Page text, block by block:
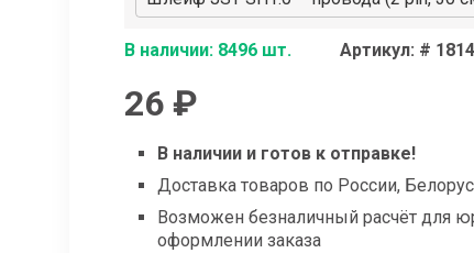
В наличии: 8496 шт. Артикул: # 1814
26 ₽
В наличии и готов к отправке!
Доставка товаров по России,
Возможен безналичный расчёт для
оформлении заказа